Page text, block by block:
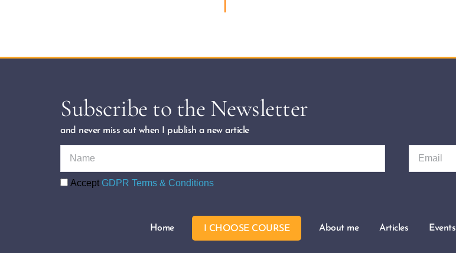
Subscribe to the Newsletter
and never miss out when I publish a new article
Accept GDPR Terms & Conditions
Home I CHOOSE COURSE About me Articles Events